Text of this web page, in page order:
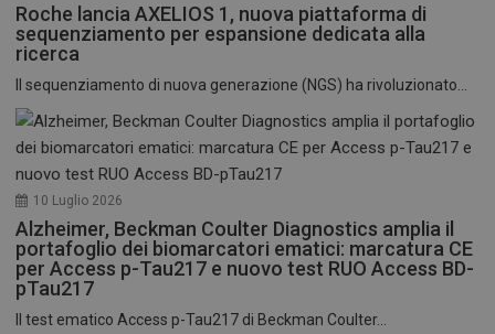
Roche lancia AXELIOS 1, nuova piattaforma di
sequenziamento per espansione dedicata alla
ricerca
Il sequenziamento di nuova generazione (NGS) ha rivoluzionato...
10 Luglio 2026
Alzheimer, Beckman Coulter Diagnostics amplia il
portafoglio dei biomarcatori ematici: marcatura CE
per Access p-Tau217 e nuovo test RUO Access BD-
pTau217
Il test ematico Access p-Tau217 di Beckman Coulter...